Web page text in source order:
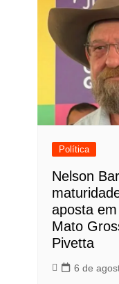
Política
Nelson
aposta
Mato
Pivetta
6 de